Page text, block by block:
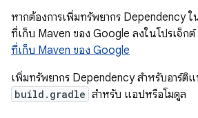
หากต้องการเพิ่มทรัพยากร Dependency
ที่เก็บ Maven ของ Google ลงในโปรเจ็ก
ที่เก็บ Maven ของ Google
เพิ่มทรัพยากร Dependency สำหรับอาร์ติ
build.gradle สำหรับ แอปหรือโมดูล